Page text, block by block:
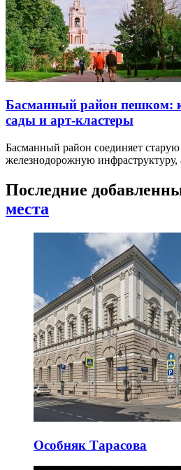
Басманный район пешком:
сады и арт-кластеры
Басманный район соединяет
железнодорожную
Последние
места
Особняк Тарасова